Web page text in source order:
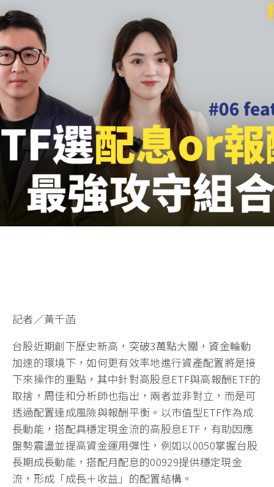
記者／黃千菡
台股近期創下歷史新高，突破3萬點大關，資金輪動
加速的環境下，如何更有效率地進行資產配置將是接
下來操作的重點，其中針對高股息ETF與高報酬ETF的
取捨，周佳和分析師也指出，兩者並非對立，而是可
透過配置達成風險與報酬平衡。以市值型ETF作為成
長動能，搭配具穩定現金流的高股息ETF，有助因應
盤勢震盪並提高資金運用彈性，例如以0050掌握台股
長期成長動能，搭配月配息的00929提供穩定現金
流，形成「成長＋收益」的配置結構。